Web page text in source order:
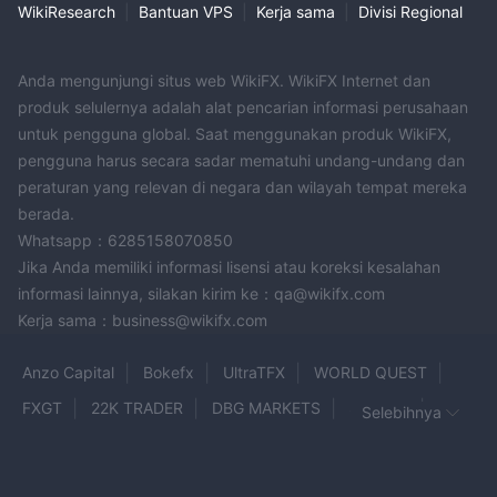
5. VIP: Jenis akun ini memiliki saldo deposit minimal
sebesar
dan leverage maksimum hingga
. Ukuran lot
standar berkisar dari0,01ke 100 , dan mata uang akun dalam USD.
Eksekusi pesanan adalah ECN/STP, dan eksekusi perdagangan di
bawah 100 ms. Komisi per sisi untuk
bervariasi dari$1,25untuk FX, Logam, dan CFD.
semua jenis akun menawarkan akun islami sebagai pilihan dan
memungkinkan untuk scalping dan hedging. klien dapat memilih
imac, meta trader 5, mt5 mobile, dan mt5 imac. Fidelis CM juga
menawarkan sinyal gratis, perdagangan berita, dan pelatihan gratis
WikiResearch Bantuan VPS Kerja sama Divisi Regional
Anda mengunjungi situs web WikiFX. WikiFX Internet dan
produk selulernya adalah alat pencarian informasi perusahaan
untuk pengguna global. Saat menggunakan produk WikiFX,
pengguna harus secara sadar mematuhi undang-undang dan
peraturan yang relevan di negara dan wilayah tempat mereka
berada.
Whatsapp：6285158070850
Jika Anda memiliki informasi lisensi atau koreksi kesalahan
informasi lainnya, silakan kirim ke：qa@wikifx.com
Kerja sama：business@wikifx.com
Anzo Capital Bokefx UltraTFX
WORLD QUEST
FXGT
22K TRADER DBG MARKETS
Stockity
Selebihnya